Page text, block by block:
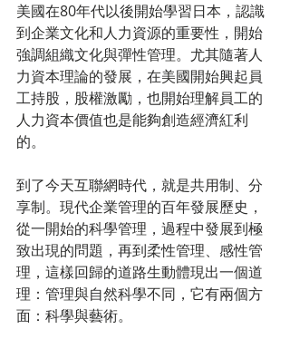
美國在80年代以後開始學習日本，認識
到企業文化和人力資源的重要性，開始
強調組織文化與彈性管理。尤其隨著人
力資本理論的發展，在美國開始興起員
工持股，股權激勵，也開始理解員工的
人力資本價值也是能夠創造經濟紅利
的。
到了今天互聯網時代，就是共用制、分
享制。現代企業管理的百年發展歷史，
從一開始的科學管理，過程中發展到極
致出現的問題，再到柔性管理、感性管
理，這樣回歸的道路生動體現出一個道
理：管理與自然科學不同，它有兩個方
面：科學與藝術。